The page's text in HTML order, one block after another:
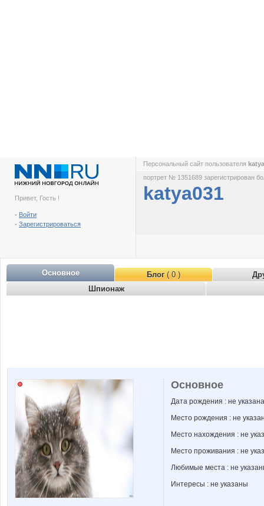
Привет, Гость !
- Войти
- Зарегистрироваться
Персональный сайт пользователя
портрет № 1351689 зарегистрирован
katya031
Основное Блог( 0 )
Шпионаж
Основное
Дата рождения : не указана
Место рождения : не
Место нахождения : не
Место проживания : не
Любимые места : не
Интересы : не указаны